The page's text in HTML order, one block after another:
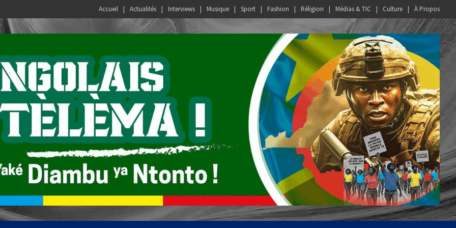
Accueil Actualités Interviews Musique Sport Fashion Réligion Médias & TIC Culture À Propos